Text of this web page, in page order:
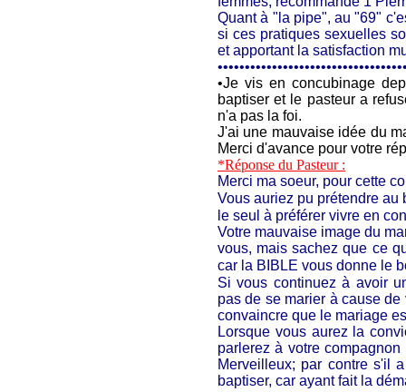
Quant à "la pipe", au "69"
si ces pratiques sexuelles
et apportant la satisfaction
•Je vis en concubinage
baptiser et le pasteur a
n'a pas la foi.
J'ai une mauvaise idée du
Merci d'avance pour votre
*Réponse du Pasteur :
Merci ma soeur, pour cette
Vous auriez pu prétendre
le seul à préférer vivre en
Votre mauvaise image du
vous, mais sachez que ce
car la BIBLE vous donne le
Si vous continuez à avoir
pas de se marier à cause
convaincre que le mariage
Lorsque vous aurez la
parlerez à votre
Merveilleux; par contre s'il
baptiser, car ayant fait la